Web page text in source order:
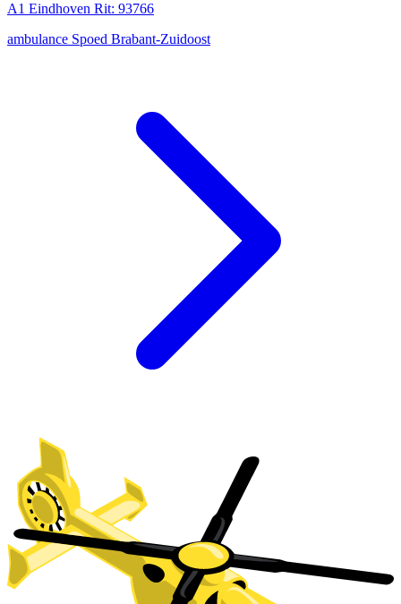
A1 Eindhoven Rit: 93766
ambulance Spoed Brabant-Zuidoost